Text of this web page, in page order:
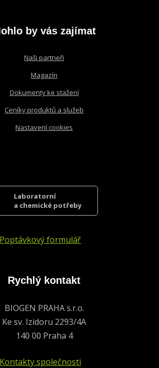
by vás zajímat
Naši partneři
Magazín
Dokumenty ke stažení
Ceníky produktů a služeb
Nastavení cookies
Laboratorní
a chemické potřeby
Poptávkový formulář
Rychlý kontakt
BIOGEN PRAHA s.r.o.
Ke sv. Izidoru 2293/4A
140 00 Praha 4
Kontakty společnosti